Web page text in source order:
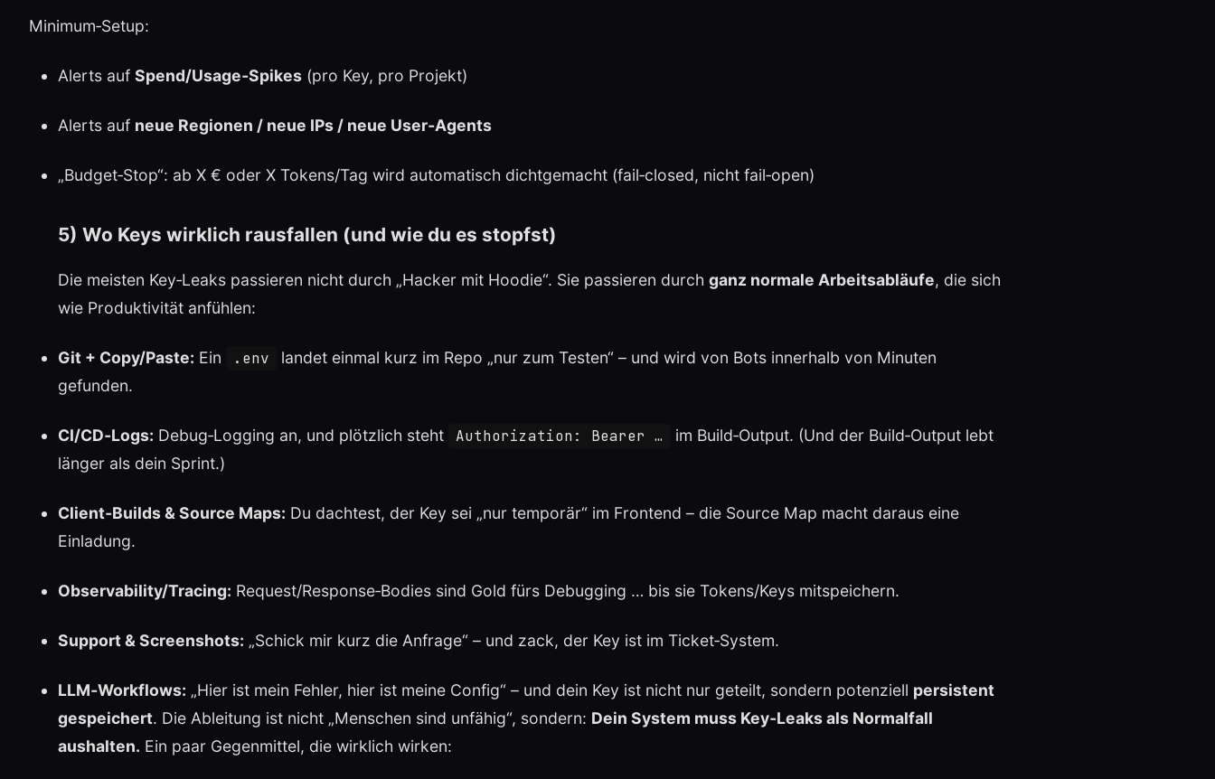
Minimum‑Setup:
Alerts auf Spend/Usage‑Spikes (pro Key, pro Projekt)
Alerts auf neue Regionen / neue IPs / neue User‑Agents
„Budget‑Stop“: ab X € oder X Tokens/Tag wird automatisch dichtgemacht (fail‑closed, nicht fail‑open)
5) Wo Keys wirklich rausfallen (und wie du es stopfst)
Die meisten Key‑Leaks passieren nicht durch „Hacker mit Hoodie“. Sie passieren durch ganz normale Arbeitsabläufe, die sich
wie Produktivität anfühlen:
Git + Copy/Paste: Ein .env
landet einmal kurz im Repo „nur zum Testen“ – und wird von Bots innerhalb von Minuten
gefunden.
CI/CD‑Logs: Debug‑Logging an, und plötzlich steht Authorization: Bearer …
im Build‑Output. (Und der Build‑Output lebt
länger als dein Sprint.)
Client‑Builds & Source Maps: Du dachtest, der Key sei „nur temporär“ im Frontend – die Source Map macht daraus eine
Einladung.
Observability/Tracing: Request/Response‑Bodies sind Gold fürs Debugging … bis sie Tokens/Keys mitspeichern.
Support & Screenshots: „Schick mir kurz die Anfrage“ – und zack, der Key ist im Ticket‑System.
LLM‑Workflows: „Hier ist mein Fehler, hier ist meine Config“ – und dein Key ist nicht nur geteilt, sondern potenziell persistent
gespeichert. Die Ableitung ist nicht „Menschen sind unfähig“, sondern: Dein System muss Key‑Leaks als Normalfall
aushalten. Ein paar Gegenmittel, die wirklich wirken: